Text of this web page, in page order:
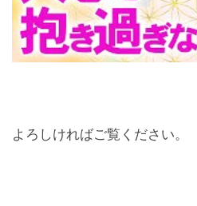
よろしければご覧ください。